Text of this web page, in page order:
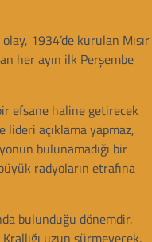
1934’de kurulan Mısır
her ayın ilk Perşembe
efsane haline getirecek
açıklama yapmaz,
bulunamadığı bir
radyoların etrafına
bulunduğu dönemdir.